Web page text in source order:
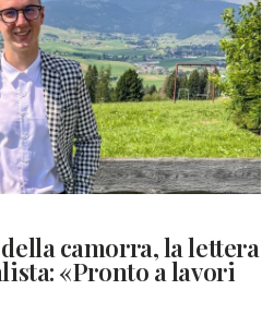
camorra, la lettera
«Pronto a lavori